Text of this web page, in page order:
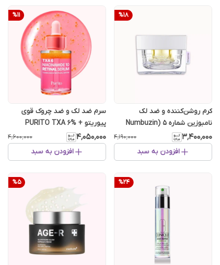
%18
کرم روشن‌کننده و ضد لک
نامبوزین شماره ۵ (Numbuzin
No.5)
۳٬۴۰۰٬۰۰۰ ۴٬۱۹۰٬۰۰۰
افزودن به سبد
%11
سرم ضد لک و ضد چروک قوی
پیوریتو PURITO TXA 6% +
Niacinamide 10% + Retinal
۴٬۰۵۰٬۰۰۰ ۴٬۶۰۰٬۰۰۰
افزودن به سبد
%24
%5